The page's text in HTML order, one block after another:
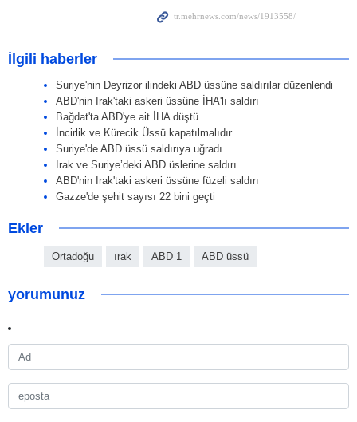
İlgili haberler
Suriye'nin Deyrizor ilindeki ABD üssüne saldırılar düzenlendi
ABD'nin Irak'taki askeri üssüne İHA'lı saldırı
Bağdat'ta ABD'ye ait İHA düştü
İncirlik ve Kürecik Üssü kapatılmalıdır
Suriye'de ABD üssü saldırıya uğradı
Irak ve Suriye’deki ABD üslerine saldırı
ABD'nin Irak'taki askeri üssüne füzeli saldırı
Gazze'de şehit sayısı 22 bini geçti
Ekler
Ortadoğu ırak ABD 1 ABD üssü
yorumunuz